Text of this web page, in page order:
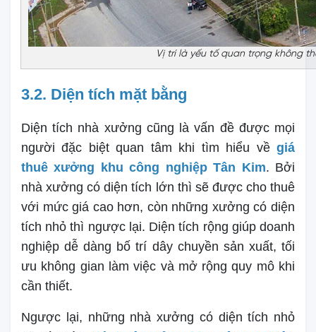
Vị trí là yếu tố quan trọng không
3.2. Diện tích mặt bằng
Diện tích nhà xưởng cũng là vấn đề được mọi
người đặc biệt quan tâm khi tìm hiểu về giá
thuê xưởng khu công nghiệp Tân Kim. Bởi
nhà xưởng có diện tích lớn thì sẽ được cho thuê
với mức giá cao hơn, còn những xưởng có diện
tích nhỏ thì ngược lại. Diện tích rộng giúp doanh
nghiệp dễ dàng bố trí dây chuyền sản xuất, tối
ưu không gian làm việc và mở rộng quy mô khi
cần thiết.
Ngược lại, những nhà xưởng có diện tích nhỏ